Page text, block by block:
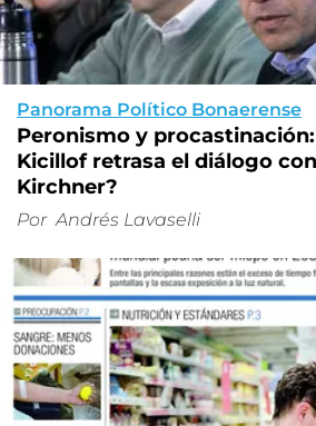
Panorama Político Bonaerense
Peronismo y
Kicillof retrasa el diálogo
Kirchner?
Por Andrés Lavaselli